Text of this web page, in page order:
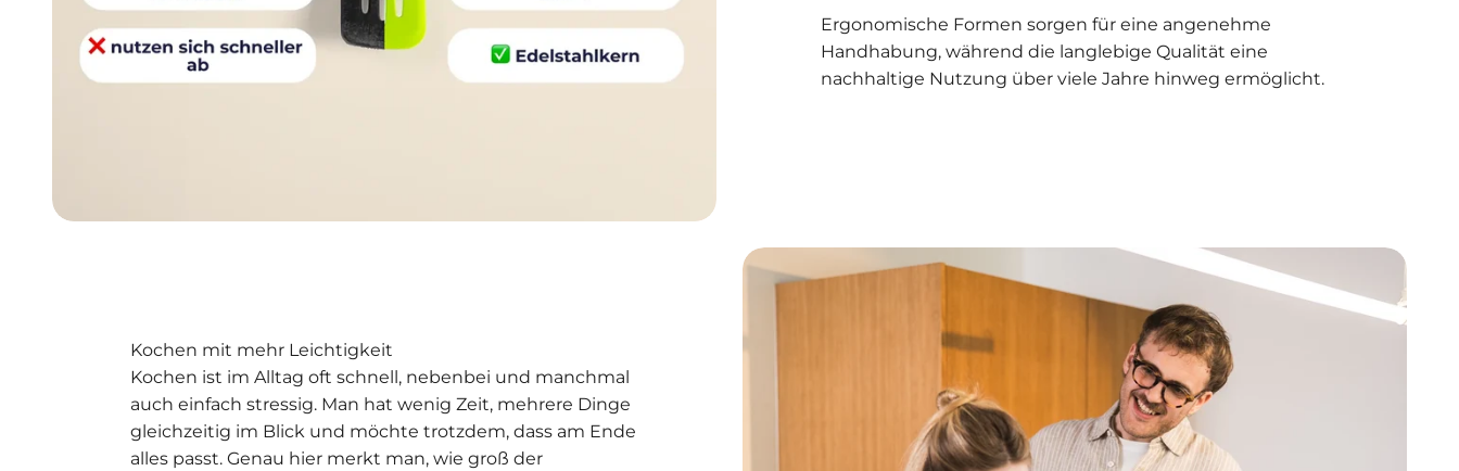
Ergonomische Formen sorgen für eine angenehme
Handhabung, während die langlebige Qualität eine
nachhaltige Nutzung über viele Jahre hinweg ermöglicht.
Kochen mit mehr Leichtigkeit
Kochen ist im Alltag oft schnell, nebenbei und manchmal
auch einfach stressig. Man hat wenig Zeit, mehrere Dinge
gleichzeitig im Blick und möchte trotzdem, dass am Ende
alles passt. Genau hier merkt man, wie groß der